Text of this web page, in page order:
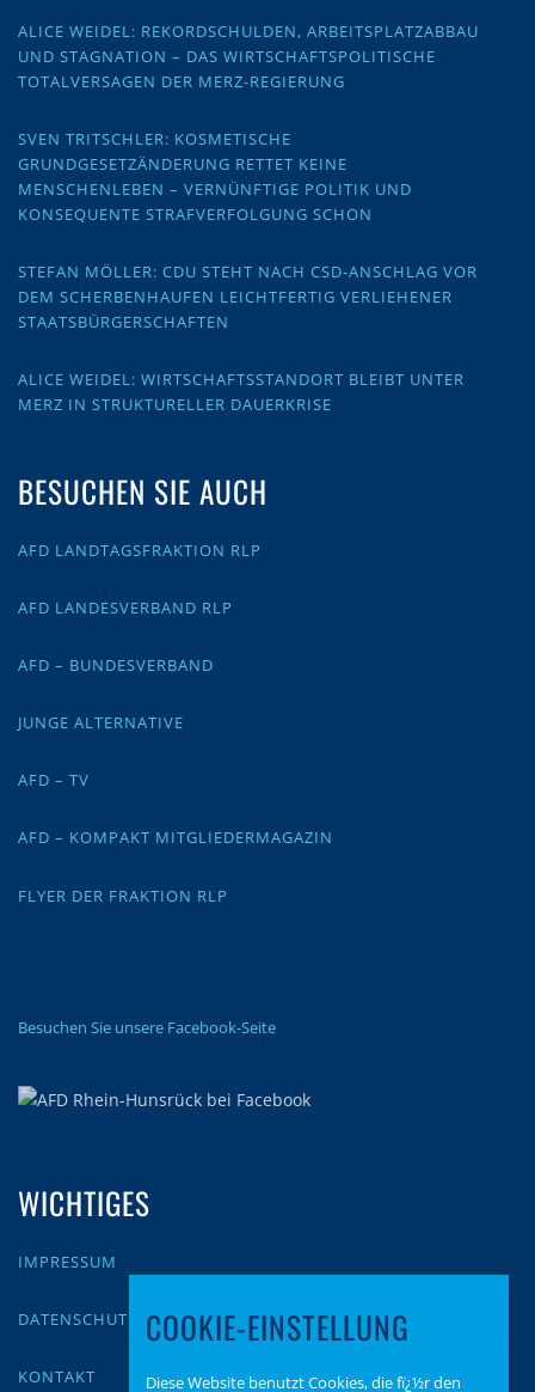
ALICE WEIDEL: REKORDSCHULDEN, ARBEITSPLATZABBAU
UND STAGNATION – DAS WIRTSCHAFTSPOLITISCHE
TOTALVERSAGEN DER MERZ-REGIERUNG
SVEN TRITSCHLER: KOSMETISCHE
GRUNDGESETZÄNDERUNG RETTET KEINE
MENSCHENLEBEN – VERNÜNFTIGE POLITIK UND
KONSEQUENTE STRAFVERFOLGUNG SCHON
STEFAN MÖLLER: CDU STEHT NACH CSD-ANSCHLAG VOR
DEM SCHERBENHAUFEN LEICHTFERTIG VERLIEHENER
STAATSBÜRGERSCHAFTEN
ALICE WEIDEL: WIRTSCHAFTSSTANDORT BLEIBT UNTER
MERZ IN STRUKTURELLER DAUERKRISE
BESUCHEN SIE AUCH
AFD LANDTAGSFRAKTION RLP
AFD LANDESVERBAND RLP
AFD – BUNDESVERBAND
JUNGE ALTERNATIVE
AFD – TV
AFD – KOMPAKT MITGLIEDERMAGAZIN
FLYER DER FRAKTION RLP
Besuchen Sie unsere Facebook-Seite
WICHTIGES
IMPRESSUM
DATENSCHUTZ
KONTAKT
COOKIE-EINSTELLUNG
Diese Website benutzt Cookies, die fï¿½r den